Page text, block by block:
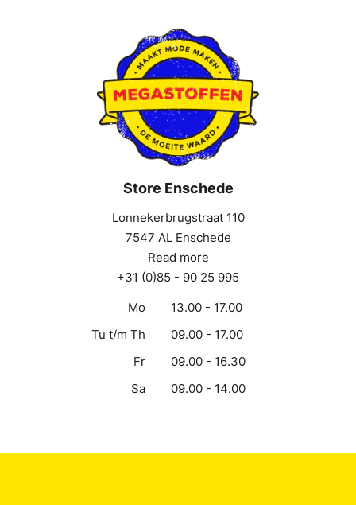
Store Enschede
Lonnekerbrugstraat 110
7547 AL Enschede
Read more
+31 (0)85 - 90 25 995
Mo
13.00 - 17.00
Tu t/m Th
09.00 - 17.00
Fr
09.00 - 16.30
Sa
09.00 - 14.00